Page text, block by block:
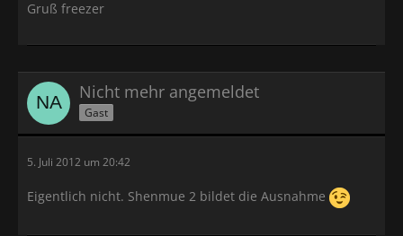
Gruß freezer
Nicht mehr angemeldet
Gast
5. Juli 2012 um 20:42
Eigentlich nicht. Shenmue 2 bildet die Ausnahme